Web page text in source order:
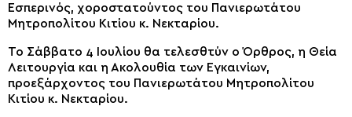
Εσπερινός, χοροστατούντος του Πανιερωτάτου
Μητροπολίτου Κιτίου κ. Νεκταρίου.
Το Σάββατο 4 Ιουλίου θα τελεσθτύν ο Όρθρος, η Θεία
Λειτουργία και η Ακολουθία των Εγκαινίων,
προεξάρχοντος του Πανιερωτάτου Μητροπολίτου
Κιτίου κ. Νεκταρίου.